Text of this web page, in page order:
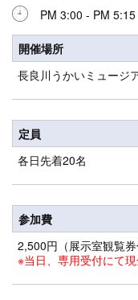
PM 3:00 - PM 5:15
開催場所
長良川うかいミュージ
定員
各日先着20名
参加費
2,500円（展示室観覧券
※当日、専用受付にて